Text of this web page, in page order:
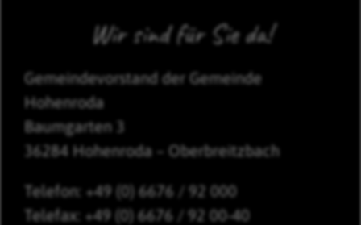
Wir sind für Sie da!
Gemeindevorstand der Gemeinde
Hohenroda
Baumgarten 3
36284 Hohenroda – Oberbreitzbach
Telefon: +49 (0) 6676 / 92 000
Telefax: +49 (0) 6676 / 92 00-40